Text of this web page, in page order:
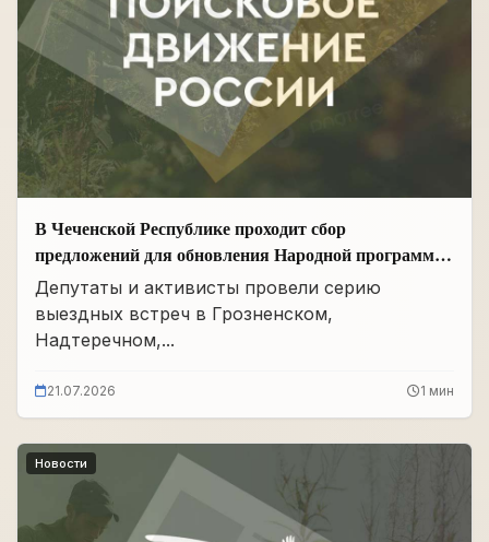
В Чеченской Республике проходит сбор
предложений для обновления Народной программы
в сфере АПК
Депутаты и активисты провели серию
выездных встреч в Грозненском,
Надтеречном,...
21.07.2026 1 мин
Новости